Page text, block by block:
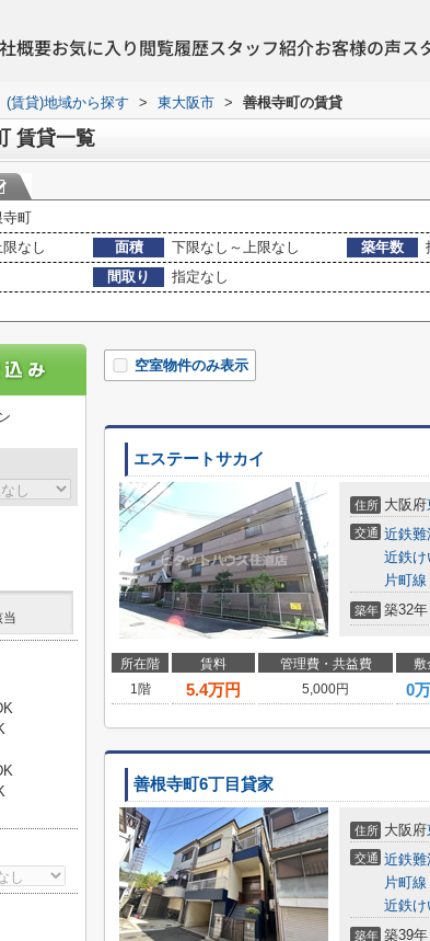
概要お気に入り閲覧履歴スタッフ紹介お客様の声ス
(賃貸)地域から探す > 東大阪市 > 善根寺町の賃貸
賃貸一覧
寺町
なし 面積 下限なし～上限なし 築年数
間取り
指定なし
空室物件のみ表示
エステートサカイ
住所 大阪府
交通 近鉄難
近鉄け
片町線
築年 築32年
所在階 賃料 管理費・共益費 敷
1階
5.4万円 5,000円 0
善根寺町6丁目貸家
住所 大阪府
交通 近鉄難
片町線
近鉄け
築年 築39年
当